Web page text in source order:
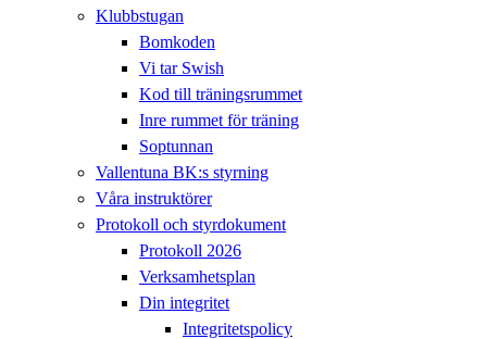
Klubbstugan
Bomkoden
Vi tar Swish
Kod till träningsrummet
Inre rummet för träning
Soptunnan
Vallentuna BK:s styrning
Våra instruktörer
Protokoll och styrdokument
Protokoll 2026
Verksamhetsplan
Din integritet
Integritetspolicy